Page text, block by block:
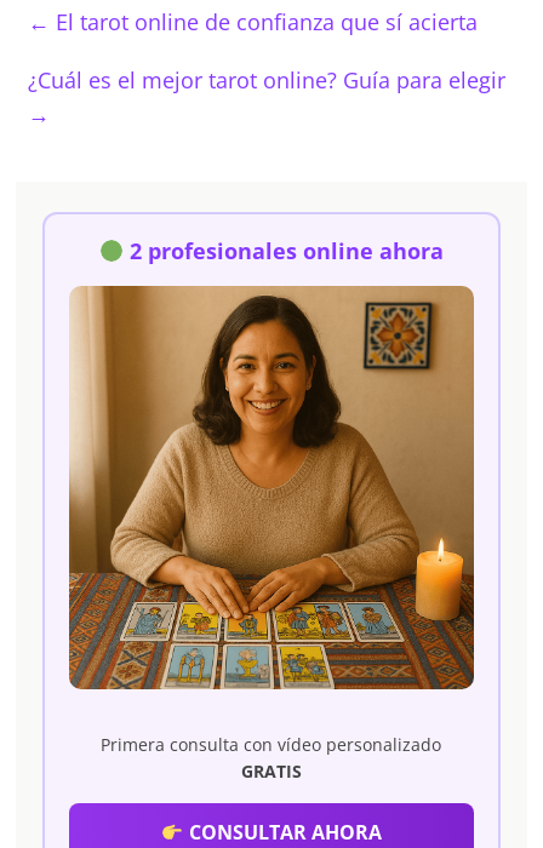
← El tarot online de confianza que sí acierta
¿Cuál es el mejor tarot online? Guía para elegir
→
2 profesionales online ahora
Primera consulta con vídeo personalizado
GRATIS
CONSULTAR AHORA